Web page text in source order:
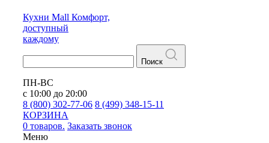
Кухни Mall Комфорт,
доступный
каждому
Поиск
ПН-ВС
с 10:00 до 20:00
8 (800) 302-77-06 8 (499) 348-15-11
КОРЗИНА
0 товаров. Заказать звонок
Меню